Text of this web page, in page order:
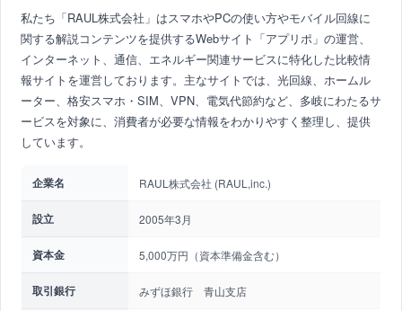
私たち「RAUL株式会社」はスマホやPCの使い方やモバイル回線に
関する解説コンテンツを提供するWebサイト「アプリポ」の運営、
インターネット、通信、エネルギー関連サービスに特化した比較情
報サイトを運営しております。主なサイトでは、光回線、ホームル
ーター、格安スマホ・SIM、VPN、電気代節約など、多岐にわたるサ
ービスを対象に、消費者が必要な情報をわかりやすく整理し、提供
しています。
企業名 RAUL株式会社 (RAUL,inc.)
設立 2005年3月
資本金 5,000万円（資本準備金含む）
取引銀行 みずほ銀行 青山支店